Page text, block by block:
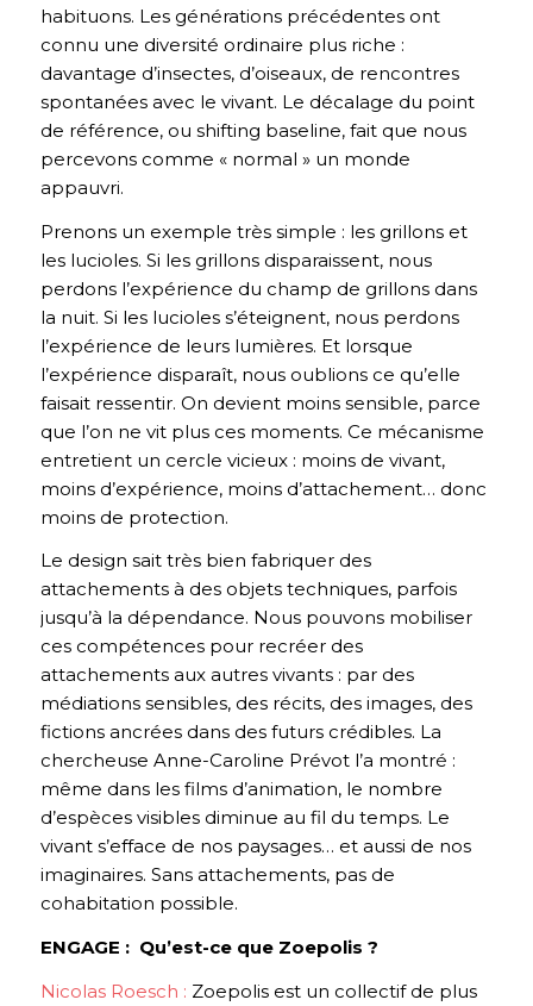
habituons. Les générations précédentes ont
connu une diversité ordinaire plus riche :
davantage d’insectes, d’oiseaux, de rencontres
spontanées avec le vivant. Le décalage du point
de référence, ou shifting baseline, fait que nous
percevons comme « normal » un monde
appauvri.
Prenons un exemple très simple : les grillons et
les lucioles. Si les grillons disparaissent, nous
perdons l’expérience du champ de grillons dans
la nuit. Si les lucioles s’éteignent, nous perdons
l’expérience de leurs lumières. Et lorsque
l’expérience disparaît, nous oublions ce qu’elle
faisait ressentir. On devient moins sensible, parce
que l’on ne vit plus ces moments. Ce mécanisme
entretient un cercle vicieux : moins de vivant,
moins d’expérience, moins d’attachement… donc
moins de protection.
Le design sait très bien fabriquer des
attachements à des objets techniques, parfois
jusqu’à la dépendance. Nous pouvons mobiliser
ces compétences pour recréer des
attachements aux autres vivants : par des
médiations sensibles, des récits, des images, des
fictions ancrées dans des futurs crédibles. La
chercheuse Anne-Caroline Prévot l’a montré :
même dans les films d’animation, le nombre
d’espèces visibles diminue au fil du temps. Le
vivant s’efface de nos paysages… et aussi de nos
imaginaires. Sans attachements, pas de
cohabitation possible.
ENGAGE : Qu’est-ce que Zoepolis ?
Nicolas Roesch : Zoepolis est un collectif de plus